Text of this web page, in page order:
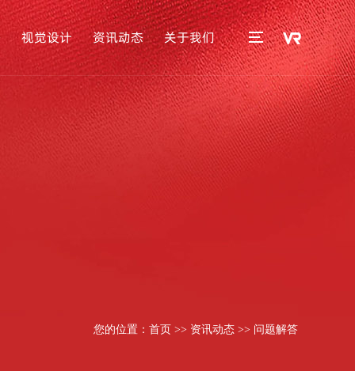
视觉设计 资讯动态 关于我们
您的位置： 首页 >> 资讯动态 >> 问题解答